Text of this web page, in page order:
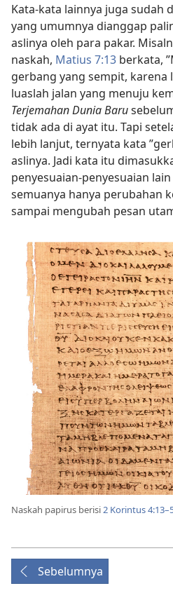
Kata-kata lainnya juga sudah
yang umumnya dianggap
aslinya oleh para pakar.
naskah, Matius 7:13 berkata,
gerbang yang sempit, karena
luaslah jalan yang menuju
Terjemahan Dunia Baru
tidak ada di ayat itu. Tapi
lebih lanjut, ternyata kata
aslinya. Jadi kata itu
penyesuaian-penyesuaian
semuanya hanya perubahan
sampai mengubah pesan
Naskah papirus berisi2 Korintus
Sebelumnya